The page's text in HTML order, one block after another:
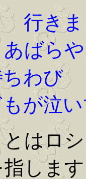
行
らや
わび
泣い
とはロ
指しま